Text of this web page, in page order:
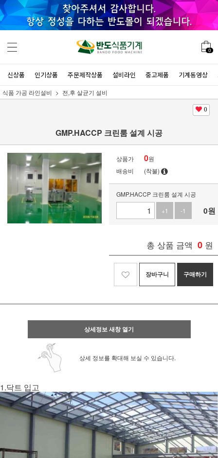
0
신상품 인기상품 주문제작상품 설비라인 중고제품 기계동영상
식품 가공 라인설비 전,후 살균기 설비
0
GMP.HACCP 크린룸 설계 시공
상품가 0원
배송비
(착불)
GMP.HACCP 크린룸 설계 시공
+1
-1 0원
총 상품 금액 0 원
장바구니 구매하기
상세정보 새창 열기
상세 정보를 확대해 보실 수 있습니다.
1.닥트 입고